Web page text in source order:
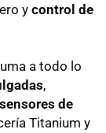
y control de
a todo lo
,
sensores de
Titanium y